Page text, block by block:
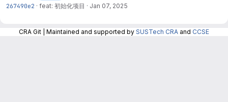
267490e2 · feat: 初始化项目 · Jan 07, 2025
CRA Git | Maintained and supported by SUSTech CRA and CCSE